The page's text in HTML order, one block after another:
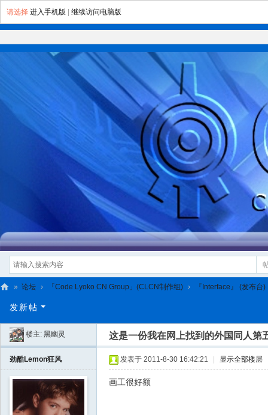
请选择 进入手机版 继续访问电脑版
L
» 论坛 › 「Code Lyoko CN Group」(CLCN制作组) › 『Interface』 (发布台)
发新帖
楼主: 黑幽灵 这是一份我在网上找到的外国同人第
劲酷Lemon狂风 发表于 2011-8-30 16:42:21 显示全部楼层
画工很好额